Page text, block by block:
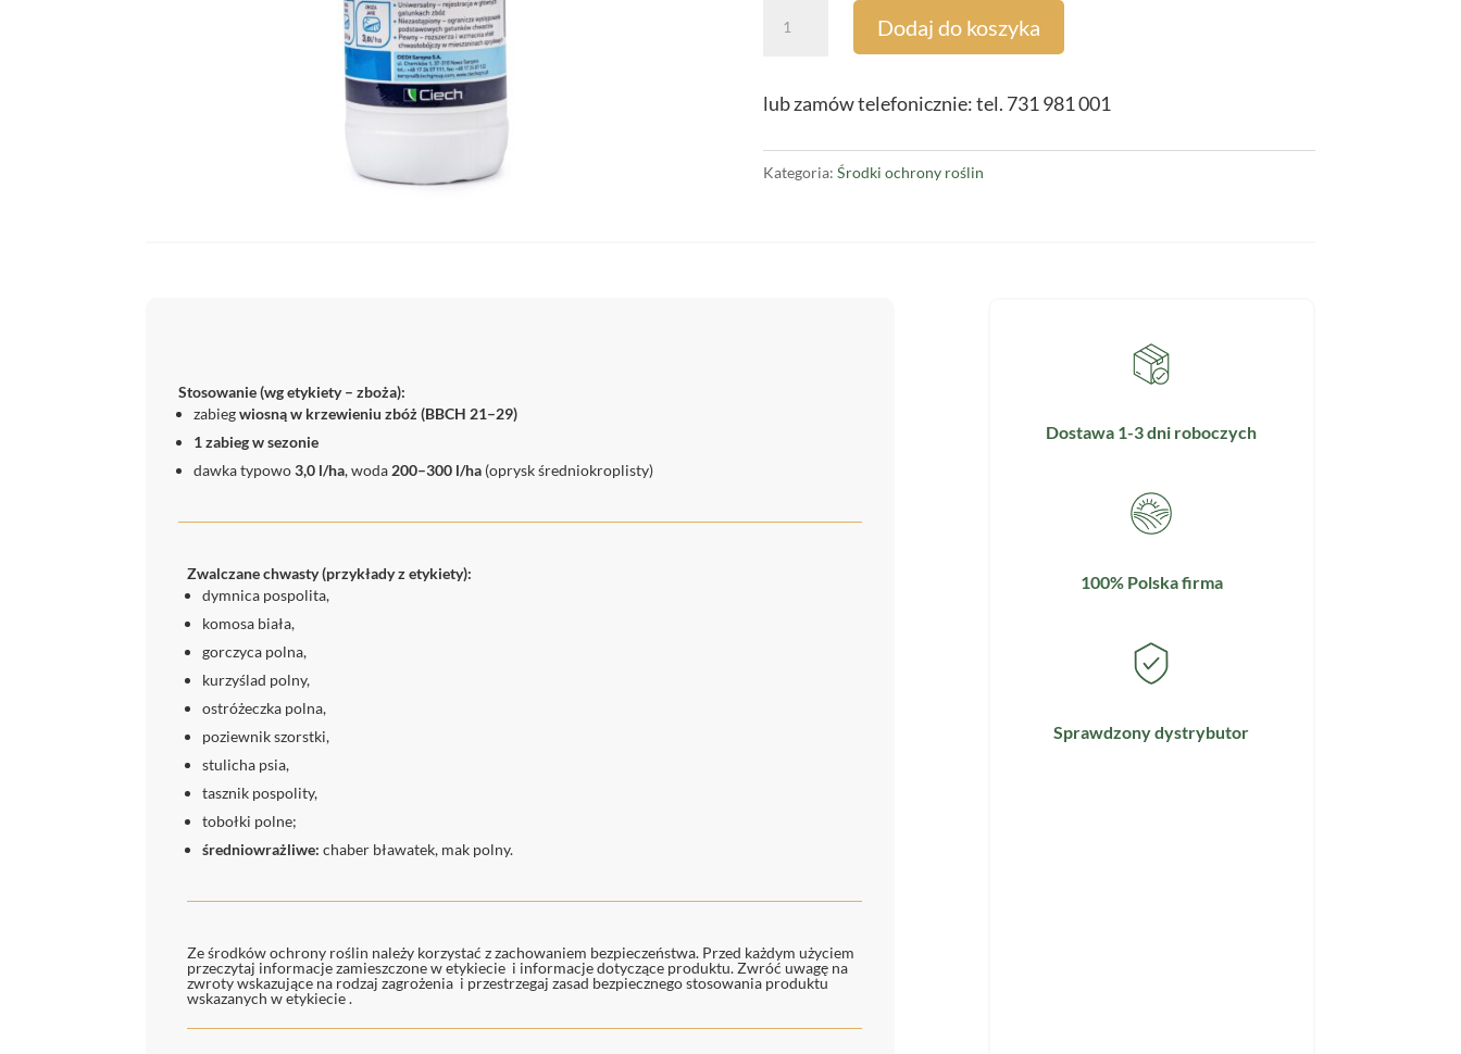
Chwastox
1L
Dodaj do koszyka
lub zamów telefonicznie: tel. 731 981 001
Kategoria: Środki ochrony roślin
Stosowanie (wg etykiety – zboża):
zabiegwiosną w krzewieniu zbóż (BBCH 21–29)
1 zabieg w sezonie
dawka typowo3,0 l/ha, woda 200–300 l/ha (oprysk średniokroplisty)
Zwalczane chwasty (przykłady z etykiety):
dymnica pospolita,
komosa biała,
gorczyca polna,
kurzyślad polny,
ostróżeczka polna,
poziewnik szorstki,
stulicha psia,
tasznik pospolity,
tobołki polne;
średniowrażliwe: chaber bławatek, mak polny.
Ze środków ochrony roślin należy korzystać z zachowaniem bezpieczeństwa. Przed każdym użyciem
przeczytaj informacje zamieszczone w etykiecie i informacje dotyczące produktu. Zwróć uwagę na
zwroty wskazujące na rodzaj zagrożenia i przestrzegaj zasad bezpiecznego stosowania produktu
wskazanych w etykiecie .
Dostawa 1-3 dni roboczych
100% Polska firma
Sprawdzony dystrybutor